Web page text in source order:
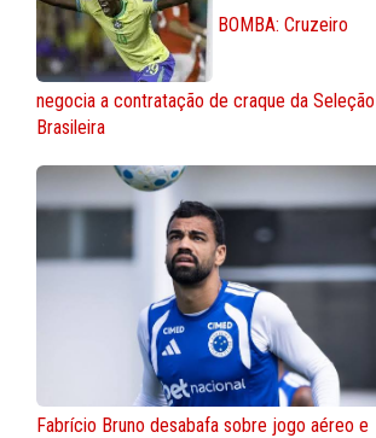
BOMBA: Cruzeiro
negocia a contratação de craque da Seleção
Brasileira
Fabrício Bruno desabafa sobre jogo aéreo e